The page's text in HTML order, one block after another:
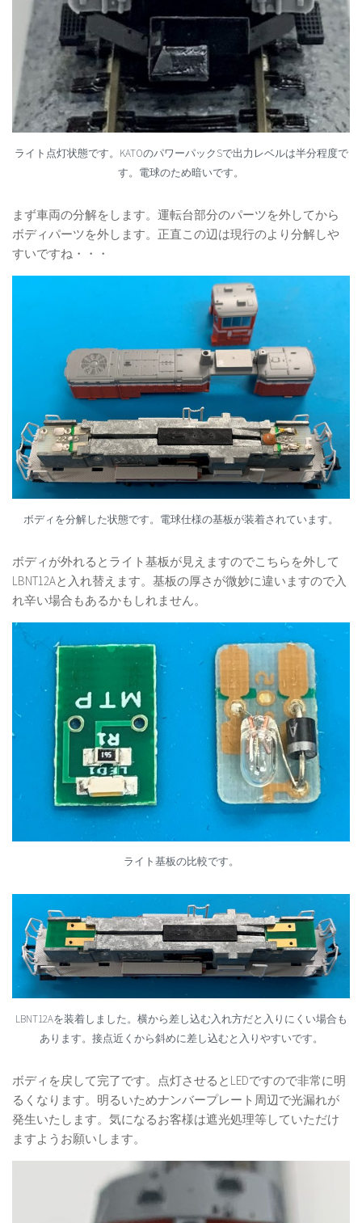
ライト点灯状態です。KATOのパワーパックSで出力レベルは半分程度で
す。電球のため暗いです。
まず車両の分解をします。運転台部分のパーツを外してから
ボディパーツを外します。正直この辺は現行のより分解しや
すいですね・・・
ボディを分解した状態です。電球仕様の基板が装着されています。
ボディが外れるとライト基板が見えますのでこちらを外して
LBNT12Aと入れ替えます。基板の厚さが微妙に違いますので入
れ辛い場合もあるかもしれません。
ライト基板の比較です。
LBNT12Aを装着しました。横から差し込む入れ方だと入りにくい場合も
あります。接点近くから斜めに差し込むと入りやすいです。
ボディを戻して完了です。点灯させるとLEDですので非常に明
るくなります。明るいためナンバープレート周辺で光漏れが
発生いたします。気になるお客様は遮光処理等していただけ
ますようお願いします。